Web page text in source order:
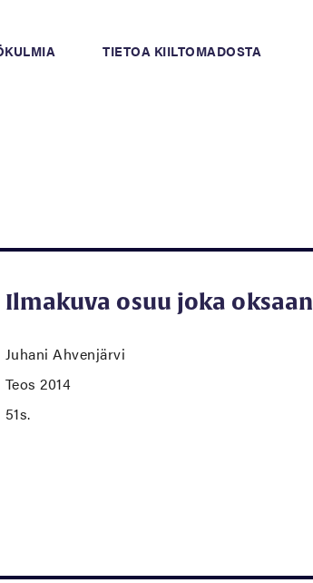
TIETOA KIILTOMADOSTA
Ilmakuva osuu joka oksaan
Juhani Ahvenjärvi
Teos 2014
51s.